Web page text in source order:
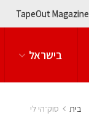
TapeOut Magazine
בישראל
בית סוק־הי לי